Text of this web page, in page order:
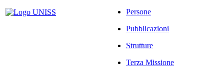
Persone
Pubblicazioni
Strutture
Terza Missione